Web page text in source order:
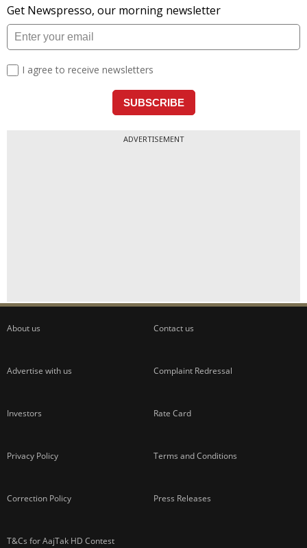
ADVERTISEMENT
About us Contact us
Advertise with us Complaint Redressal
Investors Rate Card
Privacy Policy Terms and Conditions
Correction Policy Press Releases
T&Cs for AajTak HD Contest